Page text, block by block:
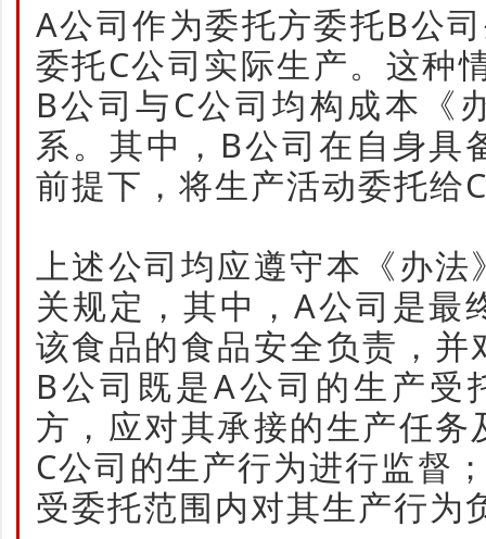
A公司作为委托方委托B公
委托C公司实际生产。这种
B公司与C公司均构成本《
系。其中，B公司在自身具
前提下，将生产活动委托给
上述公司均应遵守本《办
关规定，其中，A公司是最
该食品的食品安全负责，
B公司既是A公司的生产受
方，应对其承接的生产任
C公司的生产行为进行监督
受委托范围内对其生产行为